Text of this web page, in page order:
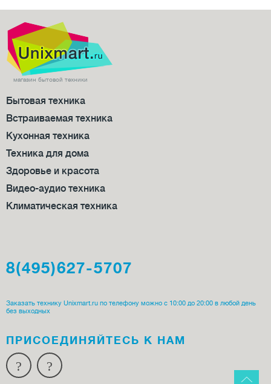
магазин бытовой техники
Бытовая техника
Встраиваемая техника
Кухонная техника
Техника для дома
Здоровье и красота
Видео-аудио техника
Климатическая техника
8(495)627-5707
Заказать технику Unixmart.ru по телефону можно с 10:00 до 20:00 в любой день
без выходных
ПРИСОЕДИ­НЯЙТЕСЬ К НАМ